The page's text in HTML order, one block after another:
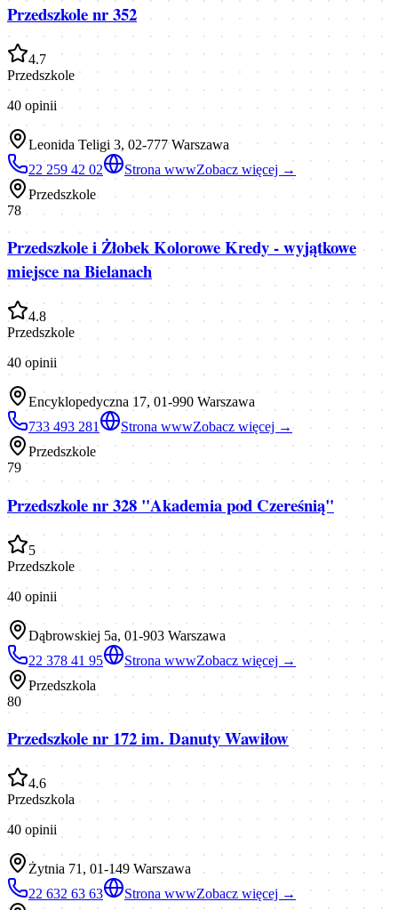
Przedszkole nr 352
4.7
Przedszkole
40 opinii
Leonida Teligi 3, 02-777 Warszawa
22 259 42 02
Strona wwwZobacz więcej →
Przedszkole
78
Przedszkole i Żłobek Kolorowe Kredy - wyjątkowe
miejsce na Bielanach
4.8
Przedszkole
40 opinii
Encyklopedyczna 17, 01-990 Warszawa
733 493 281
Strona wwwZobacz więcej →
Przedszkole
79
Przedszkole nr 328 "Akademia pod Czereśnią"
5
Przedszkole
40 opinii
Dąbrowskiej 5a, 01-903 Warszawa
22 378 41 95
Strona wwwZobacz więcej →
Przedszkola
80
Przedszkole nr 172 im. Danuty Wawiłow
4.6
Przedszkola
40 opinii
Żytnia 71, 01-149 Warszawa
22 632 63 63
Strona wwwZobacz więcej →